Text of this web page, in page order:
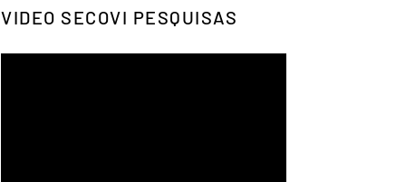
VIDEO SECOVI PESQUISAS